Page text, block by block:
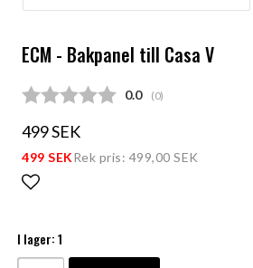
ECM - Bakpanel till Casa V
Snittbetyg:
0.0 (röster:
0)
499 SEK
499 SEKRek pris: 499,00 SEK
I lager: 1